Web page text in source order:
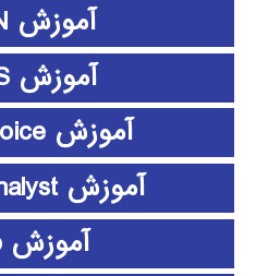
آموزش ePLAN
آموزش ETABS
آموزش expert choice
آموزش Frontier Analyst
آموزش github